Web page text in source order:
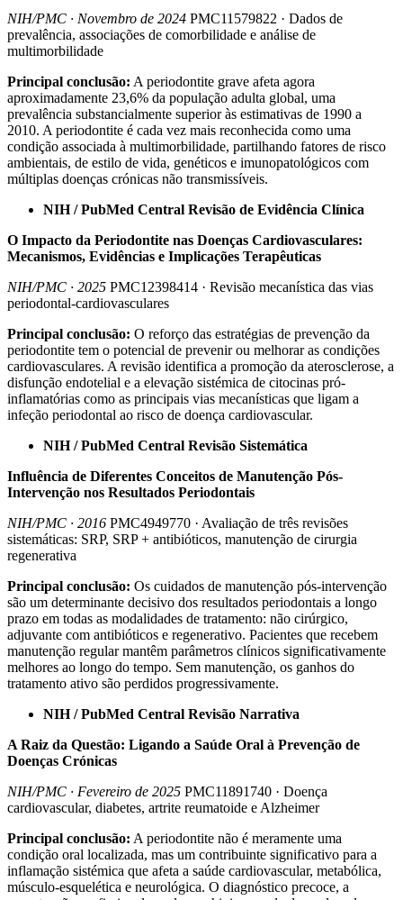
NIH/PMC · Novembro de 2024 PMC11579822 · Dados de
prevalência, associações de comorbilidade e análise de
multimorbilidade
Principal conclusão: A periodontite grave afeta agora
aproximadamente 23,6% da população adulta global, uma
prevalência substancialmente superior às estimativas de 1990 a
2010. A periodontite é cada vez mais reconhecida como uma
condição associada à multimorbilidade, partilhando fatores de risco
ambientais, de estilo de vida, genéticos e imunopatológicos com
múltiplas doenças crónicas não transmissíveis.
NIH / PubMed Central Revisão de Evidência Clínica
O Impacto da Periodontite nas Doenças Cardiovasculares:
Mecanismos, Evidências e Implicações Terapêuticas
NIH/PMC · 2025 PMC12398414 · Revisão mecanística das vias
periodontal-cardiovasculares
Principal conclusão: O reforço das estratégias de prevenção da
periodontite tem o potencial de prevenir ou melhorar as condições
cardiovasculares. A revisão identifica a promoção da aterosclerose, a
disfunção endotelial e a elevação sistémica de citocinas pró-
inflamatórias como as principais vias mecanísticas que ligam a
infeção periodontal ao risco de doença cardiovascular.
NIH / PubMed Central Revisão Sistemática
Influência de Diferentes Conceitos de Manutenção Pós-
Intervenção nos Resultados Periodontais
NIH/PMC · 2016 PMC4949770 · Avaliação de três revisões
sistemáticas: SRP, SRP + antibióticos, manutenção de cirurgia
regenerativa
Principal conclusão: Os cuidados de manutenção pós-intervenção
são um determinante decisivo dos resultados periodontais a longo
prazo em todas as modalidades de tratamento: não cirúrgico,
adjuvante com antibióticos e regenerativo. Pacientes que recebem
manutenção regular mantêm parâmetros clínicos significativamente
melhores ao longo do tempo. Sem manutenção, os ganhos do
tratamento ativo são perdidos progressivamente.
NIH / PubMed Central Revisão Narrativa
A Raiz da Questão: Ligando a Saúde Oral à Prevenção de
Doenças Crónicas
NIH/PMC · Fevereiro de 2025 PMC11891740 · Doença
cardiovascular, diabetes, artrite reumatoide e Alzheimer
Principal conclusão: A periodontite não é meramente uma
condição oral localizada, mas um contribuinte significativo para a
inflamação sistémica que afeta a saúde cardiovascular, metabólica,
músculo-esquelética e neurológica. O diagnóstico precoce, a